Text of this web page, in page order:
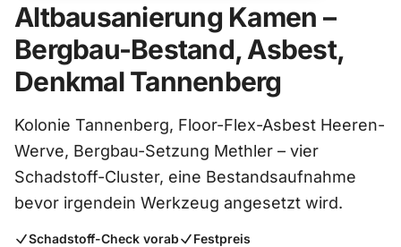
Altbausanierung Kamen –
Bergbau-Bestand, Asbest,
Denkmal Tannenberg
Kolonie Tannenberg, Floor-Flex-Asbest Heeren-
Werve, Bergbau-Setzung Methler – vier
Schadstoff-Cluster, eine Bestandsaufnahme
bevor irgendein Werkzeug angesetzt wird.
Schadstoff-Check vorab
Festpreis